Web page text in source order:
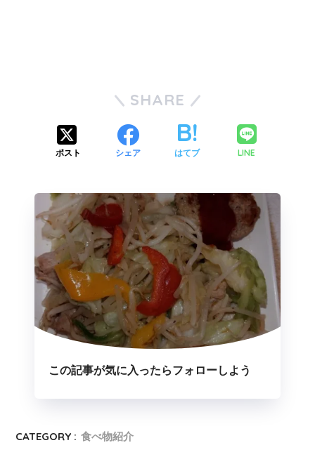
SHARE
ポスト シェア はてブ LINE
この記事が気に入ったらフォローしよう
CATEGORY : 食べ物紹介